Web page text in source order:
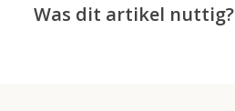
Was dit artikel nuttig?